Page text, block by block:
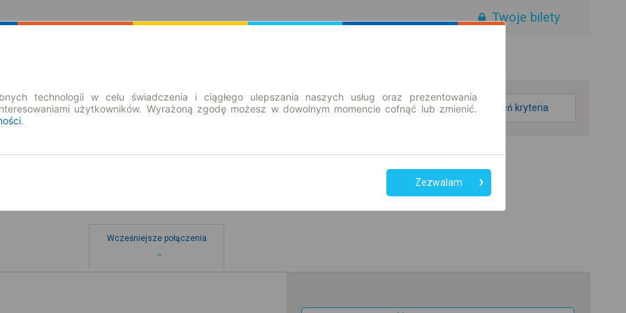
Twoje bilety
zmień kryteria
Wcześniejsze połączenia
technologii w celu świadczenia i ciągłego ulepszania naszych usług oraz prezentowania
użytkowników. Wyrażoną zgodę możesz w dowolnym momencie cofnąć lub zmienić.
.
Zezwalam